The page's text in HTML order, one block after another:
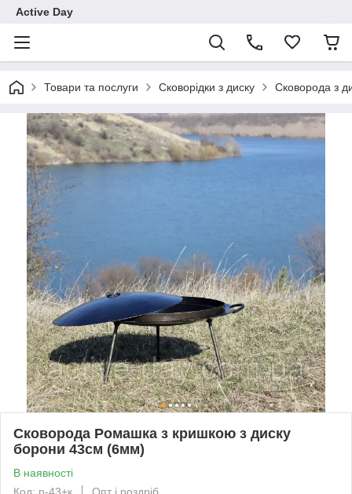
Active Day
Товари та послуги Сковорідки з диску Сковорода з
Сковорода Ромашка з кришкою з диску
борони 43см (6мм)
В наявності
Код: р-43+к
Опт і роздріб